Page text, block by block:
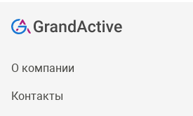
О компании
Контакты